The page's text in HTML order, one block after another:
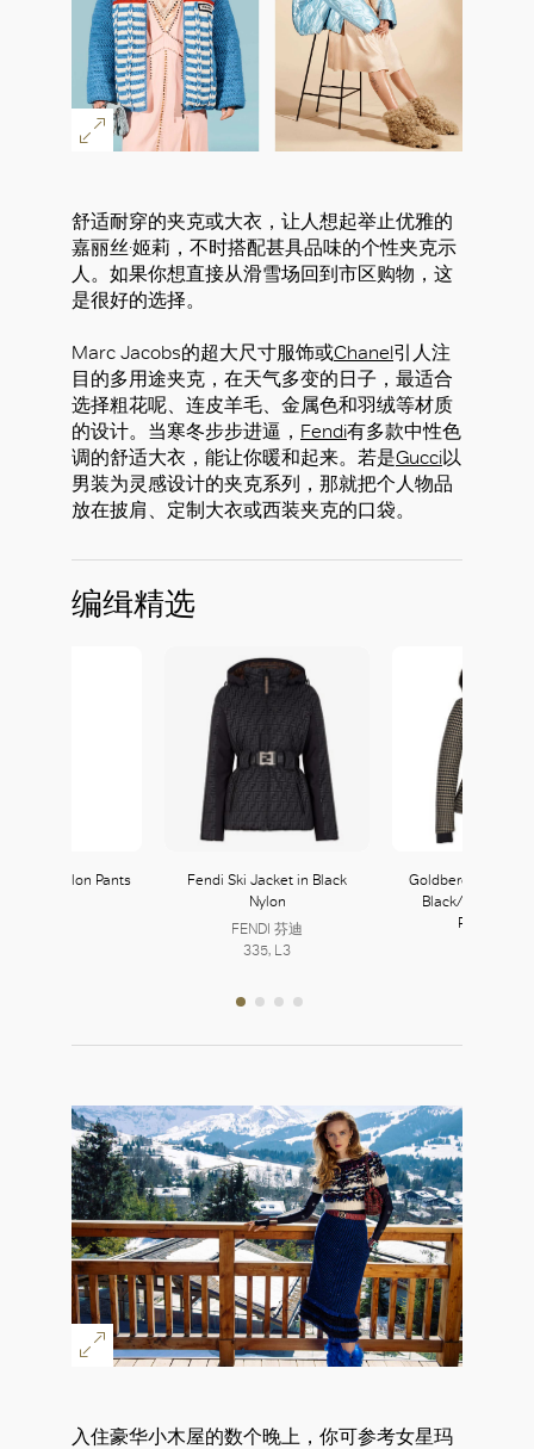
舒适耐穿的夹克或大衣，让人想起举止优雅的
嘉丽丝·姬莉，不时搭配甚具品味的个性夹克示
人。如果你想直接从滑雪场回到市区购物，这
是很好的选择。
Marc Jacobs的超大尺寸服饰或Chanel引人注
目的多用途夹克，在天气多变的日子，最适合
选择粗花呢、连皮羊毛、金属色和羽绒等材质
的设计。当寒冬步步进逼， Fendi有多款中性色
调的舒适大衣，能让你暖和起来。若是Gucci以
男装为灵感设计的夹克系列，那就把个人物品
放在披肩、定制大衣或西装夹克的口袋。
编缉精选
Nylon Pants
Fendi Ski Jacket in Black
Nylon
FENDI 芬迪
335, L3
Goldbergh Claire
Black/Desert于
Project有售
入住豪华小木屋的数个晚上，你可参考女星玛
好